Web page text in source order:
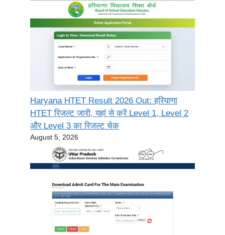
Haryana HTET Result 2026 Out: हरियाणा
HTET रिजल्ट जारी, यहां से करें Level 1, Level 2
और Level 3 का रिजल्ट चेक
August 5, 2026